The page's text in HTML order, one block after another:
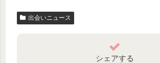
出会いニュース
シェアする